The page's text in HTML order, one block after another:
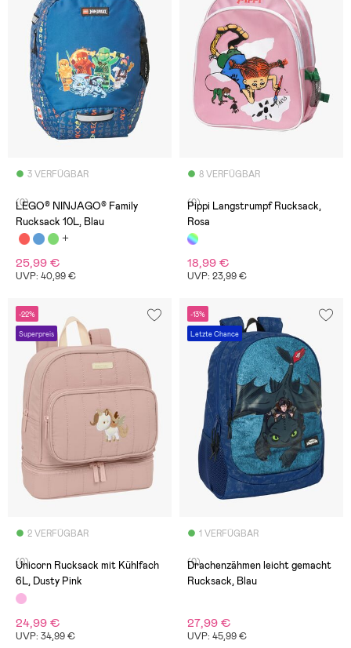
3 VERFÜGBAR
(0)
LEGO® NINJAGO® Family
Rucksack 10L, Blau
25,99 €
UVP: 40,99 €
8 VERFÜGBAR
(0)
Pippi Langstrumpf Rucksack,
Rosa
18,99 €
UVP: 23,99 €
-22%
Superpreis
2 VERFÜGBAR
(0)
Unicorn Rucksack mit Kühlfach
6L, Dusty Pink
24,99 €
UVP: 34,99 €
-13%
Letzte Chance
1 VERFÜGBAR
(0)
Drachenzähmen leicht gemacht
Rucksack, Blau
27,99 €
UVP: 45,99 €